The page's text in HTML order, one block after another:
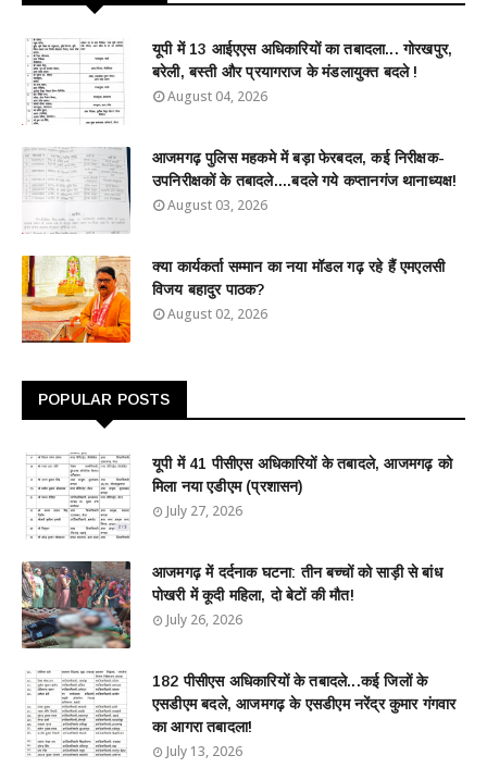
यूपी में 13 आईएएस अधिकारियों का तबादला... गोरखपुर,
बरेली, बस्ती और प्रयागराज के मंडलायुक्त बदले !
August 04, 2026
आजमगढ़ पुलिस महकमे में बड़ा फेरबदल, कई निरीक्षक-
उपनिरीक्षकों के तबादले....बदले गये कप्तानगंज थानाध्यक्ष!
August 03, 2026
क्या कार्यकर्ता सम्मान का नया मॉडल गढ़ रहे हैं एमएलसी
विजय बहादुर पाठक?
August 02, 2026
POPULAR POSTS
यूपी में 41 पीसीएस अधिकारियों के तबादले, आजमगढ़ को
मिला नया एडीएम (प्रशासन)
July 27, 2026
आजमगढ़ में दर्दनाक घटना: तीन बच्चों को साड़ी से बांध
पोखरी में कूदी महिला, दो बेटों की मौत!
July 26, 2026
182 पीसीएस अधिकारियों के तबादले...कई जिलों के
एसडीएम बदले, आजमगढ़ के एसडीएम नरेंद्र कुमार गंगवार
का आगरा तबादला!
July 13, 2026